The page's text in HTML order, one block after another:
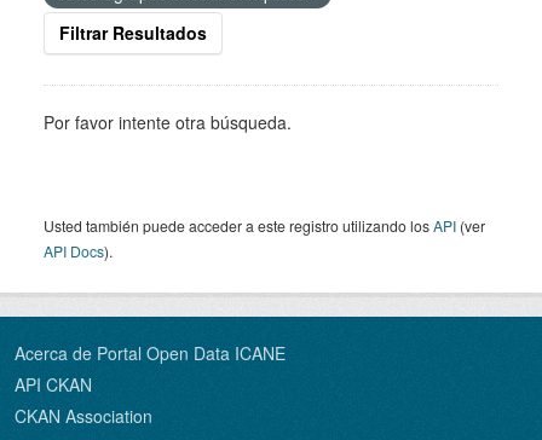
Filtrar Resultados
Por favor intente otra búsqueda.
Usted también puede acceder a este registro utilizando losAPI (ver
API Docs).
Acerca de Portal Open Data ICANE
API CKAN
CKAN Association